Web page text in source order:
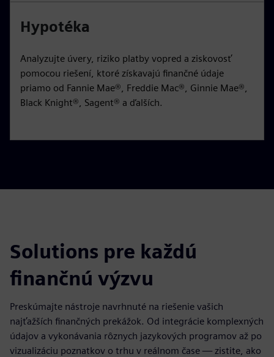
Hypotéka
Analyzujte úvery, riziko platby vopred a ziskovosť
pomocou riešení, ktoré získavajú finančné údaje
priamo od Fannie Mae®, Freddie Mac®, Ginnie Mae®,
Black Knight®, Sagent® a ďalších.
Solutions pre každú
finančnú výzvu
Preskúmajte nástroje navrhnuté na riešenie vašich
najťažších finančných prekážok. Od integrácie komplexných
údajov a vykonávania rôznych jazykových programov až po
vizualizáciu poznatkov o trhu v reálnom čase — zistite, ako